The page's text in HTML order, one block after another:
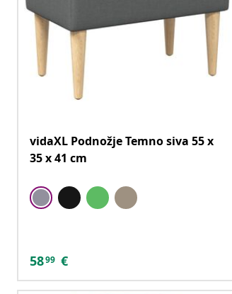
vidaXL Podnožje Temno siva 55 x
35 x 41 cm
5899 €